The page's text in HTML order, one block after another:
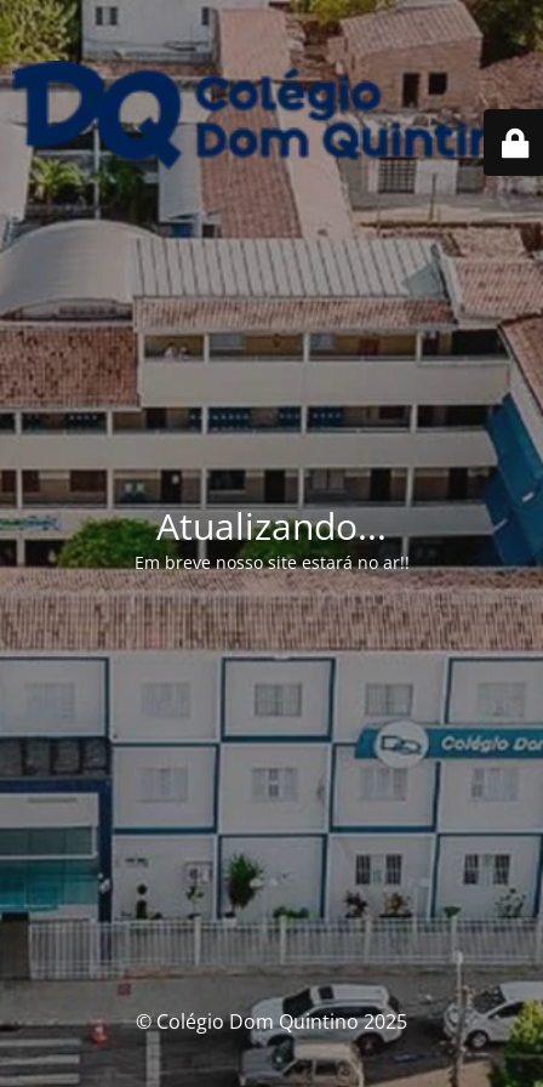
Atualizando...
Em breve nosso site estará no ar!!
© Colégio Dom Quintino 2025